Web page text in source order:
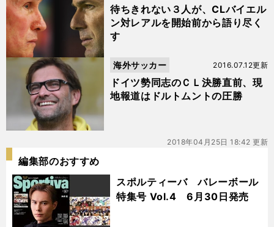
ル
テ
ィ
ー
バ
待ちきれない３人が、CLバイエル
ン対レアルを開始前から語り尽く
す
ドイツ勢同志のＣＬ決勝直前、現
地報道はドルトムントの圧勝
2016.07.12更新
海外サッカー
2018年04月25日 18:42 更新
編集部のおすすめ
スポルティーバ バレーボール
特集号 Vol.4 6月30日発売